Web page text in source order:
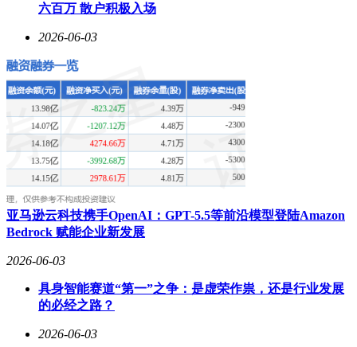
六百万 散户积极入场
2026-06-03
亚马逊云科技携手OpenAI：GPT-5.5等前沿模型登陆Amazon
Bedrock 赋能企业新发展
2026-06-03
具身智能赛道“第一”之争：是虚荣作祟，还是行业发展
的必经之路？
2026-06-03